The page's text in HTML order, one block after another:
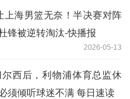
上海男篮无奈！半决赛对阵
锋被逆转淘汰-快播报
2026-05-13
西后，利物浦体育总监休
须倾听球迷不满 每日速读